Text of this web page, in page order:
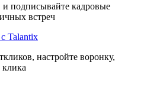
и подписывайте кадровые
встреч
Talantix
настройте воронку,
клика